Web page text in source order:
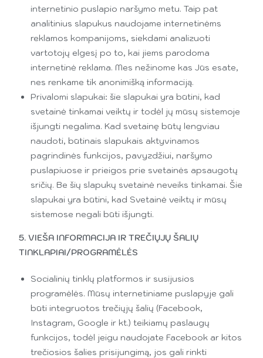
internetinio puslapio naršymo metu. Taip pat
analitinius slapukus naudojame internetinėms
reklamos kompanijoms, siekdami analizuoti
vartotojų elgesį po to, kai jiems parodoma
internetinė reklama. Mes nežinome kas Jūs esate,
nes renkame tik anonimišką informaciją.
Privalomi slapukai: šie slapukai yra būtini, kad
svetainė tinkamai veiktų ir todėl jų mūsų sistemoje
išjungti negalima. Kad svetainę būtų lengviau
naudoti, būtinais slapukais aktyvinamos
pagrindinės funkcijos, pavyzdžiui, naršymo
puslapiuose ir prieigos prie svetainės apsaugotų
sričių. Be šių slapukų svetainė neveiks tinkamai. Šie
slapukai yra būtini, kad Svetainė veiktų ir mūsų
sistemose negali būti išjungti.
5. VIEŠA INFORMACIJA IR TREČIŲJŲ ŠALIŲ
TINKLAPIAI/PROGRAMĖLĖS
Socialinių tinklų platformos ir susijusios
programėlės. Mūsų internetiniame puslapyje gali
būti integruotos trečiųjų šalių (Facebook,
Instagram, Google ir kt.) teikiamų paslaugų
funkcijos, todėl jeigu naudojate Facebook ar kitos
trečiosios šalies prisijungimą, jos gali rinkti